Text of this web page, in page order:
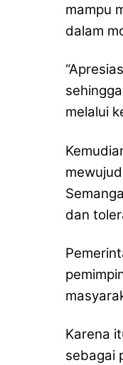
mampu
dalam
melalui
dan
Karena
sebagai